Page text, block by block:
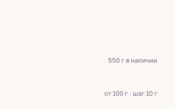
550 г в наличии
от 100 г · шаг 10 г